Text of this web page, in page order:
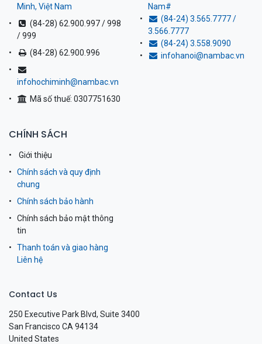
Minh, Việt Nam
(84-28) 62.900.997 / 998
/ 999
(84-28) 62.900.996
infohochiminh@nambac.vn
Mã số thuế: 0307751630
Nam#
(84-24) 3.565.7777 /
3.566.7777
(84-24) 3.558.9090
infohanoi@nambac.vn
CHÍNH SÁCH
Giới thiệu
Chính sách và quy định
chung
Chính sách bảo hành
Chính sách bảo mật thông
tin
Thanh toán và giao hàng
Liên hệ
Contact Us
250 Executive Park Blvd, Suite 3400
San Francisco CA 94134
United States